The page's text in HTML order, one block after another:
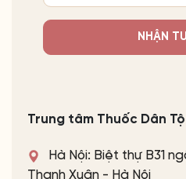
NHẬN
Trung tâm Thuốc Dân
Hà Nội: Biệt thự B31
Thanh Xuân - Hà Nội